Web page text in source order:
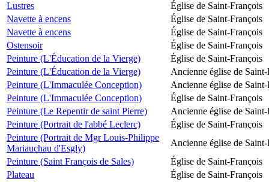
Lustres
Église de Saint-François
Navette à encens
Église de Saint-François
Navette à encens
Église de Saint-François
Ostensoir
Église de Saint-François
Peinture (L'Éducation de la Vierge)
Église de Saint-François
Peinture (L'Éducation de la Vierge)
Ancienne église de Saint-
Peinture (L'Immaculée Conception)
Ancienne église de Saint-
Peinture (L'Immaculée Conception)
Église de Saint-François
Peinture (Le Repentir de saint Pierre)
Ancienne église de Saint-
Peinture (Portrait de l'abbé Leclerc)
Église de Saint-François
Peinture (Portrait de Mgr Louis-Philippe
Mariauchau d'Esgly)
Ancienne église de Saint-
Peinture (Saint François de Sales)
Église de Saint-François
Plateau
Église de Saint-François